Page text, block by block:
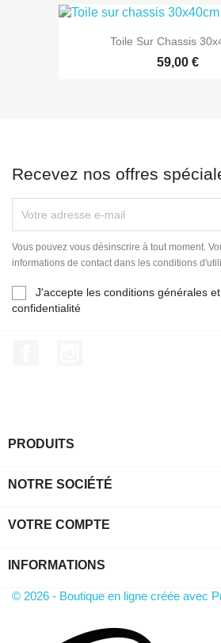
Toile Sur Chassis
59,00 €
Recevez nos offres
Vous pouvez vous désinscrire à tout moment.
informations de contact dans les conditions
J'accepte les conditions générales
confidentialité
PRODUITS
NOTRE SOCIÉTÉ
VOTRE COMPTE
INFORMATIONS
© 2026 - Boutique en ligne créée avec